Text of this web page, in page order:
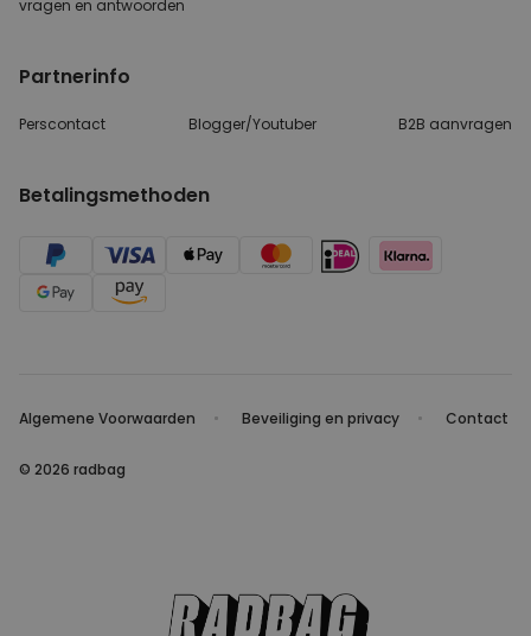
vragen en antwoorden
Partnerinfo
Perscontact Blogger/Youtuber B2B aanvragen
Betalingsmethoden
Algemene Voorwaarden Beveiliging en privacy Contact
© 2026 radbag